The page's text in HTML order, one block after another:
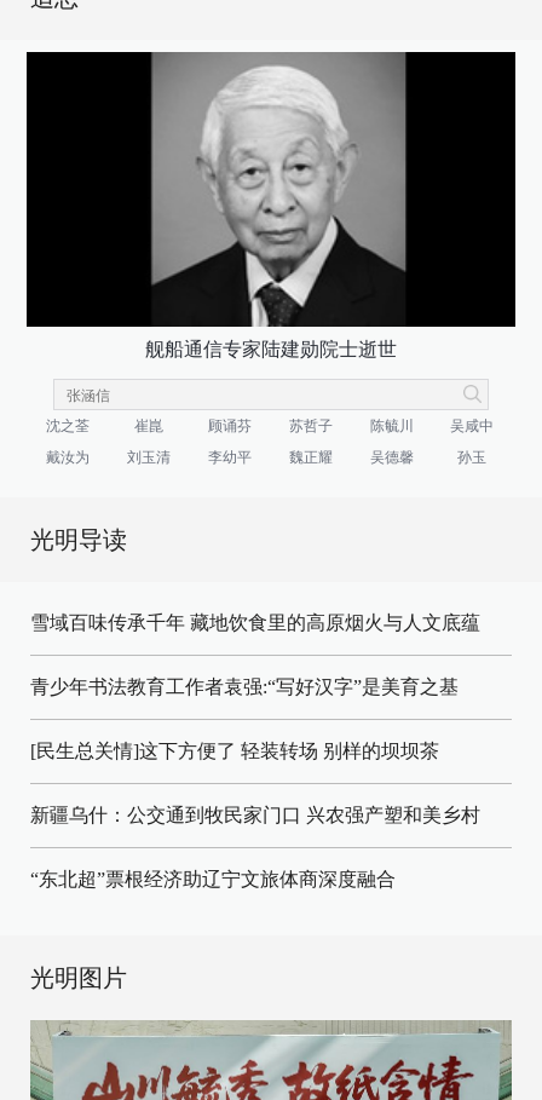
舰船通信专家陆建勋院士逝世
沈之荃 崔崑 顾诵芬 苏哲子 陈毓川
吴咸中
戴汝为
刘玉清 李幼平 魏正耀 吴德馨 孙玉
光明导读
雪域百味传承千年 藏地饮食里的高原烟火与人文底蕴
青少年书法教育工作者袁强:“写好汉字”是美育之基
[民生总关情]这下方便了 轻装转场 别样的坝坝茶
新疆乌什：公交通到牧民家门口 兴农强产塑和美乡村
“东北超”票根经济助辽宁文旅体商深度融合
光明图片